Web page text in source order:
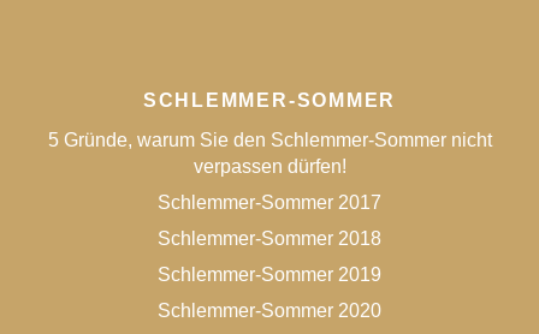
SCHLEMMER-SOMMER
5 Gründe, warum Sie den Schlemmer-Sommer nicht
verpassen dürfen!
Schlemmer-Sommer 2017
Schlemmer-Sommer 2018
Schlemmer-Sommer 2019
Schlemmer-Sommer 2020